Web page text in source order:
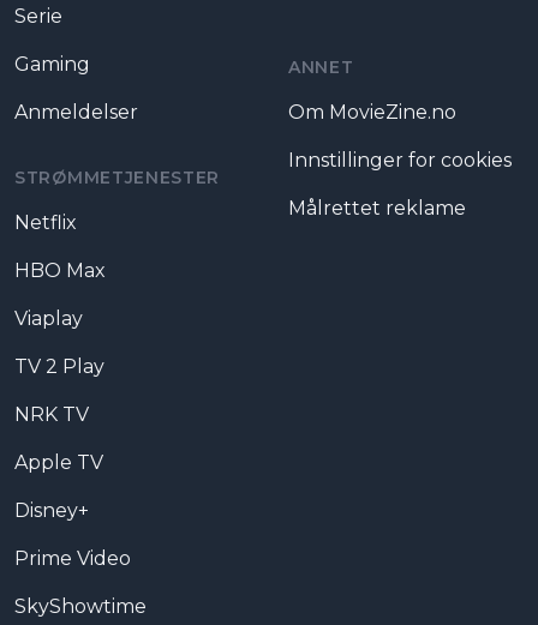
Serie
Gaming
Anmeldelser
STRØMMETJENESTER
Netflix
HBO Max
Viaplay
TV 2 Play
NRK TV
Apple TV
Disney+
Prime Video
SkyShowtime
ANNET
Om MovieZine.no
Innstillinger for cookies
Målrettet reklame